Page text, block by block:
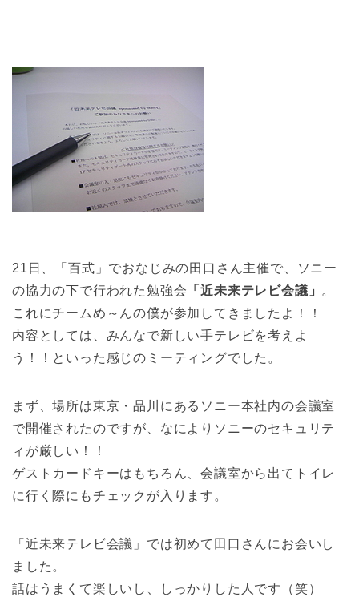
21日、「百式」でおなじみの田口さん主催で、ソニー
の協力の下で行われた勉強会 「近未来テレビ会議」 。
これにチームめ～んの僕が参加してきましたよ！！
内容としては、みんなで新しい手テレビを考えよ
う！！といった感じのミーティングでした。
まず、場所は東京・品川にあるソニー本社内の会議室
で開催されたのですが、なによりソニーのセキュリテ
ィが厳しい！！
ゲストカードキーはもちろん、会議室から出てトイレ
に行く際にもチェックが入ります。
「近未来テレビ会議」では初めて田口さんにお会いし
ました。
話はうまくて楽しいし、しっかりした人です（笑）